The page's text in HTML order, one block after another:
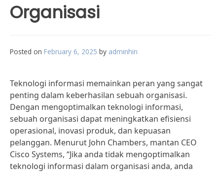
Organisasi
Posted on February 6, 2025 by adminhin
Teknologi informasi memainkan peran yang sangat
penting dalam keberhasilan sebuah organisasi.
Dengan mengoptimalkan teknologi informasi,
sebuah organisasi dapat meningkatkan efisiensi
operasional, inovasi produk, dan kepuasan
pelanggan. Menurut John Chambers, mantan CEO
Cisco Systems, “Jika anda tidak mengoptimalkan
teknologi informasi dalam organisasi anda, anda